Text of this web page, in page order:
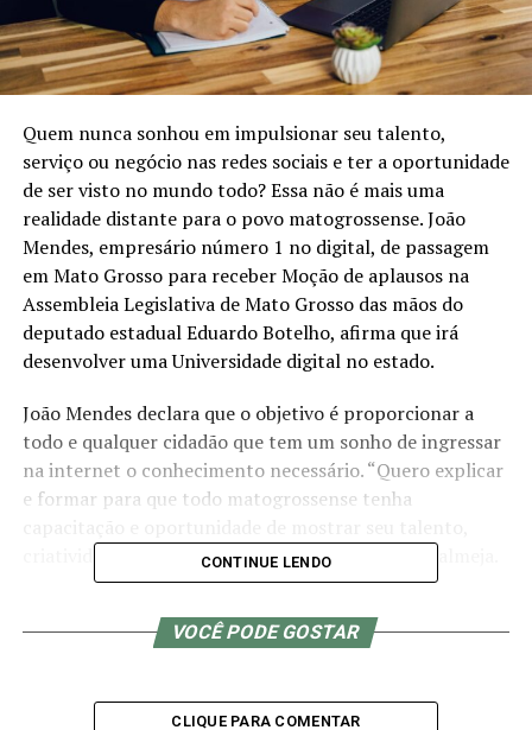
Quem nunca sonhou em impulsionar seu talento,
serviço ou negócio nas redes sociais e ter a oportunidade
de ser visto no mundo todo? Essa não é mais uma
realidade distante para o povo matogrossense. João
Mendes, empresário número 1 no digital, de passagem
em Mato Grosso para receber Moção de aplausos na
Assembleia Legislativa de Mato Grosso das mãos do
deputado estadual Eduardo Botelho, afirma que irá
desenvolver uma Universidade digital no estado.
João Mendes declara que o objetivo é proporcionar a
todo e qualquer cidadão que tem um sonho de ingressar
na internet o conhecimento necessário. “Quero explicar
e formar para que todo matogrossense tenha
criatividade e trabalho para o Brasil e o mundo”, almeja.
movimento feito no estado para reconhecimento digital.
não só grandes influenciadores, mas em talentos que
CONTINUE LENDO
VOCÊ PODE GOSTAR
CLIQUE PARA COMENTAR